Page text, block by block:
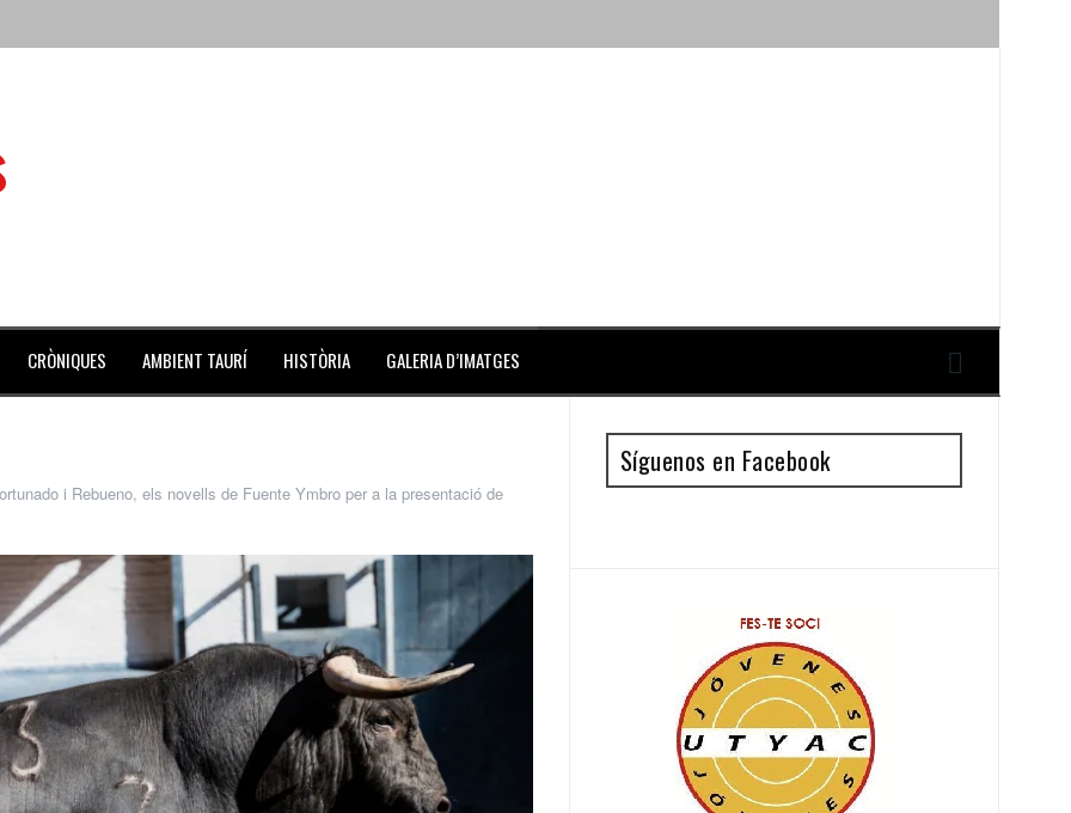
de julio repleto de actividades
Coliseo Balear
CRÒNIQUES AMBIENT TAURÍ HISTÒRIA GALERIA D’IMATGES
i Rebueno, els novells de Fuente Ymbro per a la presentació de
Síguenos en Facebook